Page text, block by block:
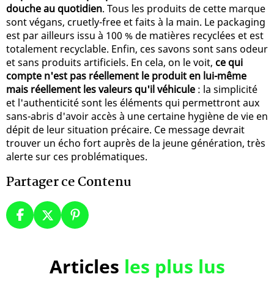
douche au quotidien. Tous les produits de cette marque
sont végans, cruetly-free et faits à la main. Le packaging
est par ailleurs issu à 100 % de matières recyclées et est
totalement recyclable. Enfin, ces savons sont sans odeur
et sans produits artificiels. En cela, on le voit, ce qui
compte n'est pas réellement le produit en lui-même
mais réellement les valeurs qu'il véhicule : la simplicité
et l'authenticité sont les éléments qui permettront aux
sans-abris d'avoir accès à une certaine hygiène de vie en
dépit de leur situation précaire. Ce message devrait
trouver un écho fort auprès de la jeune génération, très
alerte sur ces problématiques.
Partager ce Contenu
Articles les plus lus